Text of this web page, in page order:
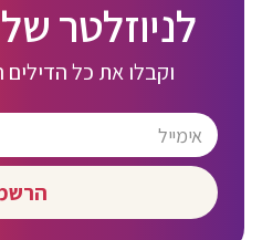
לניוזלטר
וקבלו את כל